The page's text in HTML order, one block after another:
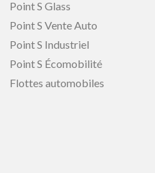
Point S Glass
Point S Vente Auto
Point S Industriel
Point S Écomobilité
Flottes automobiles